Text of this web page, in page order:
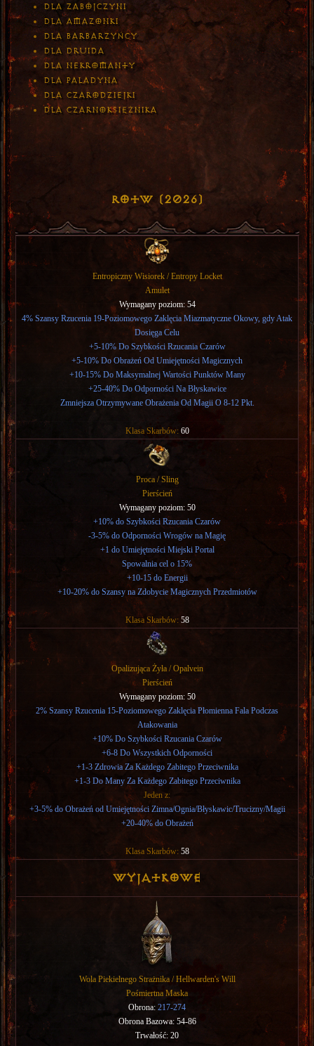
Dla Zabójczyni
Dla Amazonki
Dla Barbarzyńcy
Dla Druida
Dla Nekromanty
Dla Paladyna
Dla Czarodziejki
Dla Czarnoksiężnika
RotW (2026)
Entropiczny Wisiorek / Entropy Locket
Amulet
Wymagany poziom: 54
4% Szansy Rzucenia 19-Poziomowego Zaklęcia Miazmatyczne Okowy, gdy Atak
Dosięga Celu
+5-10% Do Szybkości Rzucania Czarów
+5-10% Do Obrażeń Od Umiejętności Magicznych
+10-15% Do Maksymalnej Wartości Punktów Many
+25-40% Do Odporności Na Błyskawice
Zmniejsza Otrzymywane Obrażenia Od Magii O 8-12 Pkt.
Klasa Skarbów: 60
Proca / Sling
Pierścień
Wymagany poziom: 50
+10% do Szybkości Rzucania Czarów
-3-5% do Odporności Wrogów na Magię
+1 do Umiejętności Miejski Portal
Spowalnia cel o 15%
+10-15 do Energii
+10-20% do Szansy na Zdobycie Magicznych Przedmiotów
Klasa Skarbów: 58
Opalizująca Żyła / Opalvein
Pierścień
Wymagany poziom: 50
2% Szansy Rzucenia 15-Poziomowego Zaklęcia Płomienna Fala Podczas
Atakowania
+10% Do Szybkości Rzucania Czarów
+6-8 Do Wszystkich Odporności
+1-3 Zdrowia Za Każdego Zabitego Przeciwnika
+1-3 Do Many Za Każdego Zabitego Przeciwnika
Jeden z:
+3-5% do Obrażeń od Umiejętności Zimna/Ognia/Błyskawic/Trucizny/Magii
+20-40% do Obrażeń
Klasa Skarbów: 58
Wyjątkowe
Wola Piekielnego Strażnika / Hellwarden's Will
Pośmiertna Maska
Obrona:217-274
Obrona Bazowa: 54-86
Trwałość: 20